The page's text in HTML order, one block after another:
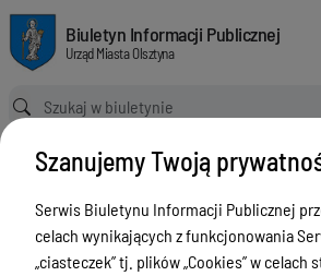
Geodezja i Gospodarka Nieruchomościami
Biuletyn Informacji Publicznej Urząd Miasta
Biuletyn Informacji Publicznej
Urząd Miasta Olsztyna
Ścieżka powrotu
Strona główna Geodezja i Gospodarka
Mapa usług z zakresu
gospodarki
Menu Przedmiotowe
Szanujemy Twoją
Serwis Biuletynu Informacji Publicznej
celach wynikających z funkcjonowania
„ciasteczek” tj. plików „Cookies” w celach